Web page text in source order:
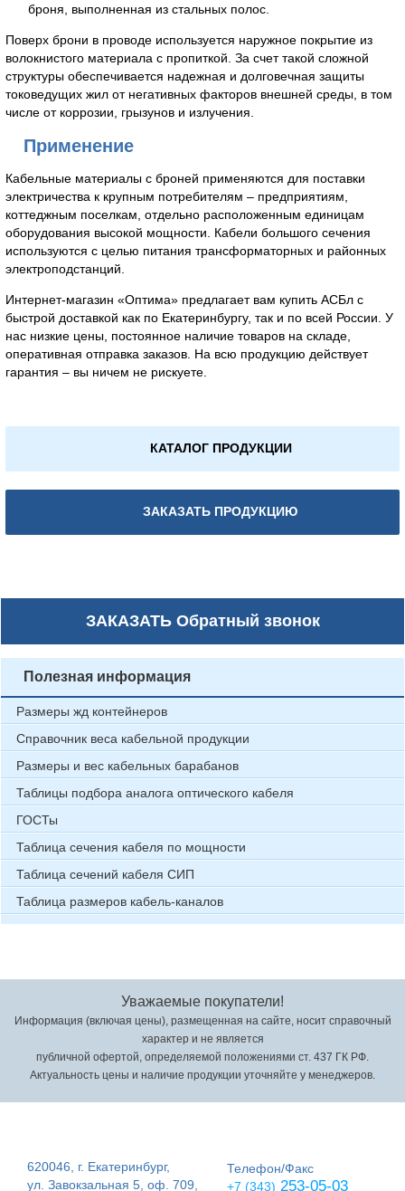
броня, выполненная из стальных полос.
Поверх брони в проводе используется наружное покрытие из
волокнистого материала с пропиткой. За счет такой сложной
структуры обеспечивается надежная и долговечная защиты
токоведущих жил от негативных факторов внешней среды, в том
числе от коррозии, грызунов и излучения.
Применение
Кабельные материалы с броней применяются для поставки
электричества к крупным потребителям – предприятиям,
коттеджным поселкам, отдельно расположенным единицам
оборудования высокой мощности. Кабели большого сечения
используются с целью питания трансформаторных и районных
электроподстанций.
Интернет-магазин «Оптима» предлагает вам купить АСБл с
быстрой доставкой как по Екатеринбургу, так и по всей России. У
нас низкие цены, постоянное наличие товаров на складе,
оперативная отправка заказов. На всю продукцию действует
гарантия – вы ничем не рискуете.
КАТАЛОГ ПРОДУКЦИИ
ЗАКАЗАТЬ ПРОДУКЦИЮ
ЗАКАЗАТЬОбратный звонок
Полезная информация
Размеры жд контейнеров
Справочник веса кабельной продукции
Размеры и вес кабельных барабанов
Таблицы подбора аналога оптического кабеля
ГОСТы
Таблица сечения кабеля по мощности
Таблица сечений кабеля СИП
Таблица размеров кабель-каналов
Уважаемые покупатели!
Информация (включая цены), размещенная на сайте, носит справочный
характер и не является
публичной офертой, определяемой положениями ст. 437 ГК РФ.
Актуальность цены и наличие продукции уточняйте у менеджеров.
620046, г. Екатеринбург,
ул. Завокзальная 5, оф. 709,
Телефон/Факс
+7 (343) 253-05-03